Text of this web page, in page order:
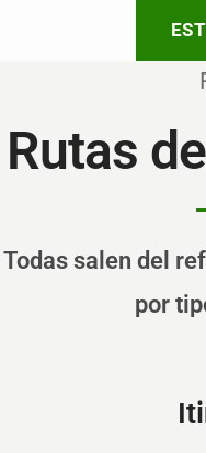
Rutas
Todas salen del
por